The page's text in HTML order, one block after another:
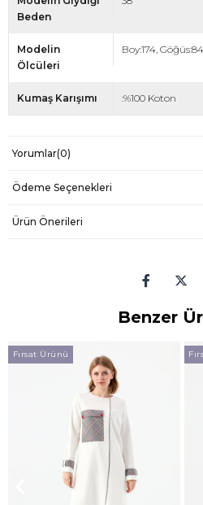
Beden
Modelin
Ölcüleri
Boy:174,
Kumaş Karışımı :%100 Koton
Yorumlar(0)
Ödeme Seçenekleri
Ürün Önerileri
Benzer
Fırsat Ürünü